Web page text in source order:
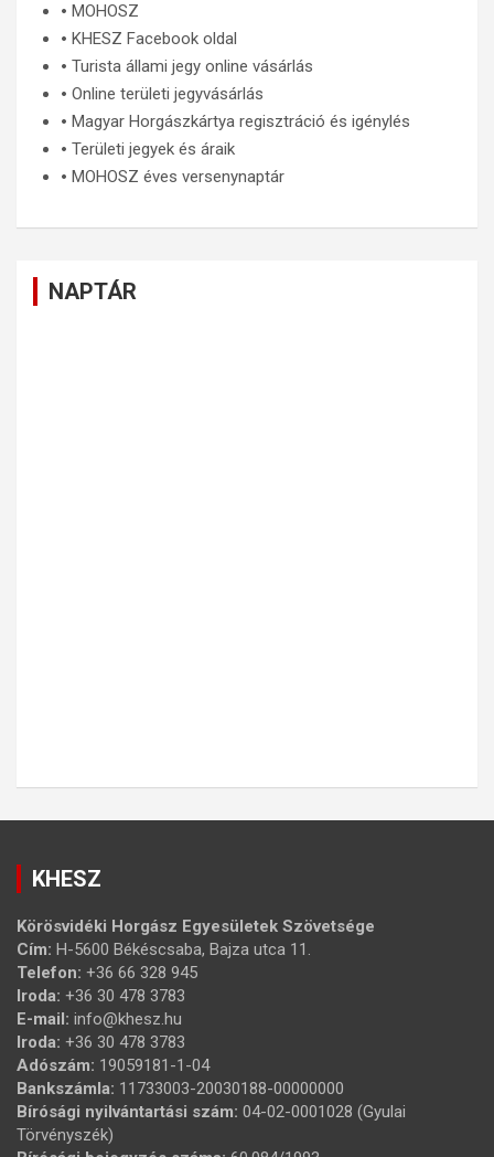
🞄 MOHOSZ
🞄 KHESZ Facebook oldal
🞄 Turista állami jegy online vásárlás
🞄 Online területi jegyvásárlás
🞄 Magyar Horgászkártya regisztráció és igénylés
🞄 Területi jegyek és áraik
🞄 MOHOSZ éves versenynaptár
NAPTÁR
KHESZ
Körösvidéki Horgász Egyesületek Szövetsége
Cím: H-5600 Békéscsaba, Bajza utca 11.
Telefon: +36 66 328 945
Iroda: +36 30 478 3783
E-mail: info@khesz.hu
Iroda: +36 30 478 3783
Adószám: 19059181-1-04
Bankszámla: 11733003-20030188-00000000
Bírósági nyilvántartási szám: 04-02-0001028 (Gyulai
Törvényszék)